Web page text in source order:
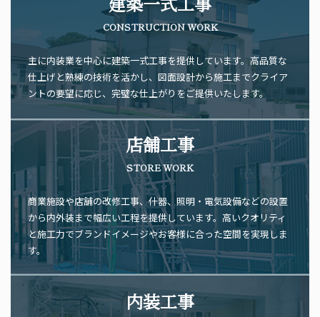
CONSTRUCTION WORK
主に内装業を中心に建築一式工事を提供しています。高品質な
仕上げと熟練の技術を活かし、図面設計から施工までクライア
ントの要望に応じ、完璧な仕上がりをご提供いたします。
店舗工事
STORE WORK
商業施設や店舗の改修工事、什器、照明・電気設備などの設置
から内外装まで幅広い工程を提供しています。高いクオリティ
と施工力でブランドイメージやお客様に合った空間を実現しま
す。
内装工事